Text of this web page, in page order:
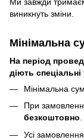
виникнуть зміни.
Мінімальна
На період
діють
Мінімальна
При
безкоштовно.
Усі